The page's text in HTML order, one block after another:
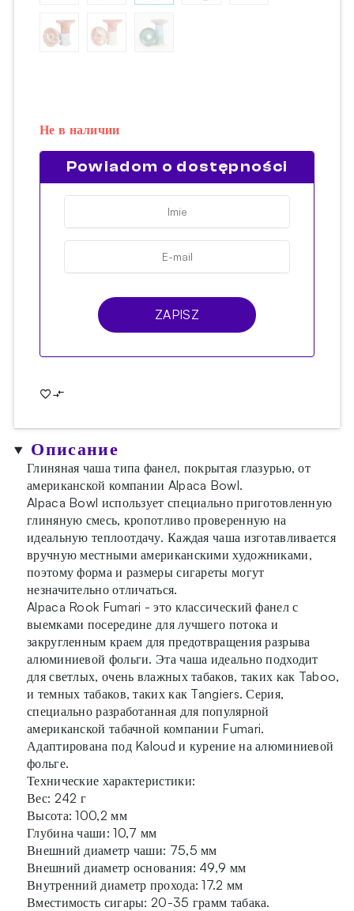
Не в наличии
Powiadom o dostępności
ZAPISZ
Описание
Глиняная чаша типа фанел, покрытая глазурью, от
американской компании Alpaca Bowl.
Alpaca Bowl использует специально приготовленную
глиняную смесь, кропотливо проверенную на
идеальную теплоотдачу. Каждая чаша изготавливается
вручную местными американскими художниками,
поэтому форма и размеры сигареты могут
незначительно отличаться.
Alpaca Rook Fumari - это классический фанел с
выемками посередине для лучшего потока и
закругленным краем для предотвращения разрыва
алюминиевой фольги. Эта чаша идеально подходит
для светлых, очень влажных табаков, таких как Taboo,
и темных табаков, таких как Tangiers. Серия,
специально разработанная для популярной
американской табачной компании Fumari.
Адаптирована под Kaloud и курение на алюминиевой
фольге.
Технические характеристики:
Вес: 242 г
Высота: 100,2 мм
Глубина чаши: 10,7 мм
Внешний диаметр чаши: 75,5 мм
Внешний диаметр основания: 49,9 мм
Внутренний диаметр прохода: 17.2 мм
Вместимость сигары: 20-35 грамм табака.